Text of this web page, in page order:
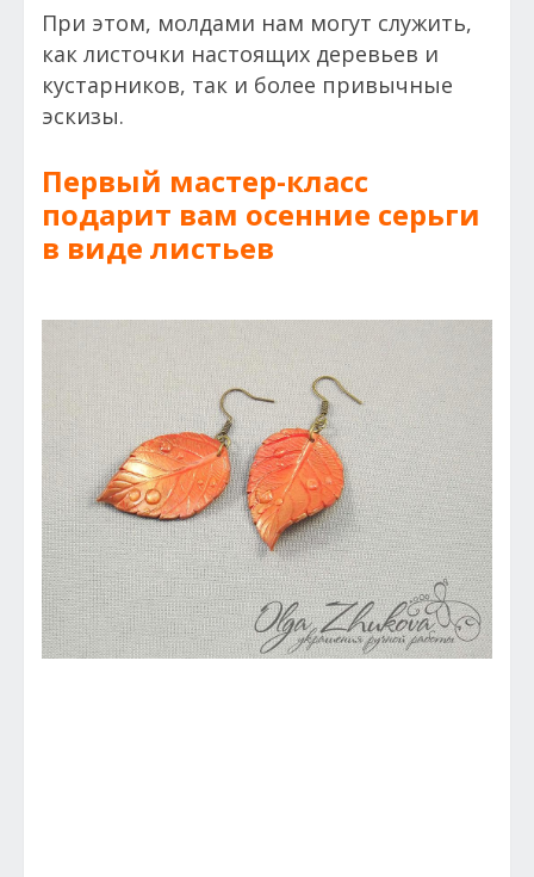
При этом, молдами нам могут служить,
как листочки настоящих деревьев и
кустарников, так и более привычные
эскизы.
Первый мастер-класс
подарит вам осенние серьги
в виде листьев